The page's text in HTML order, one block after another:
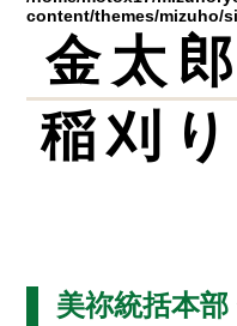
content/themes/mizuho/
金太
稲刈
美祢統括本部